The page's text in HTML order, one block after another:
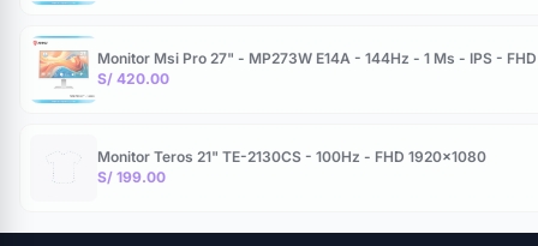
Monitor Msi Pro 27" - MP273W E14A - 144Hz - 1 Ms - IPS -
S/ 420.00
Monitor Teros 21" TE-2130CS - 100Hz - FHD 1920x1080
S/ 199.00